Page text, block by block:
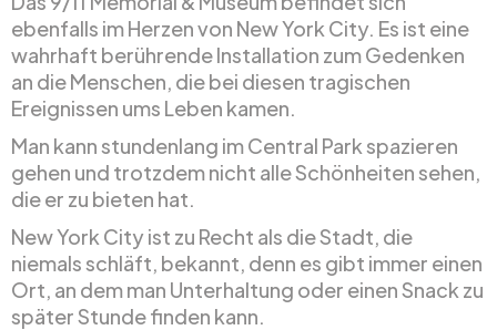
ebenfalls im Herzen von New York City. Es ist eine
wahrhaft berührende Installation zum Gedenken
an die Menschen, die bei diesen tragischen
Ereignissen ums Leben kamen.
Man kann stundenlang im Central Park spazieren
gehen und trotzdem nicht alle Schönheiten sehen,
die er zu bieten hat.
New York City ist zu Recht als die Stadt, die
niemals schläft, bekannt, denn es gibt immer einen
Ort, an dem man Unterhaltung oder einen Snack zu
später Stunde finden kann.